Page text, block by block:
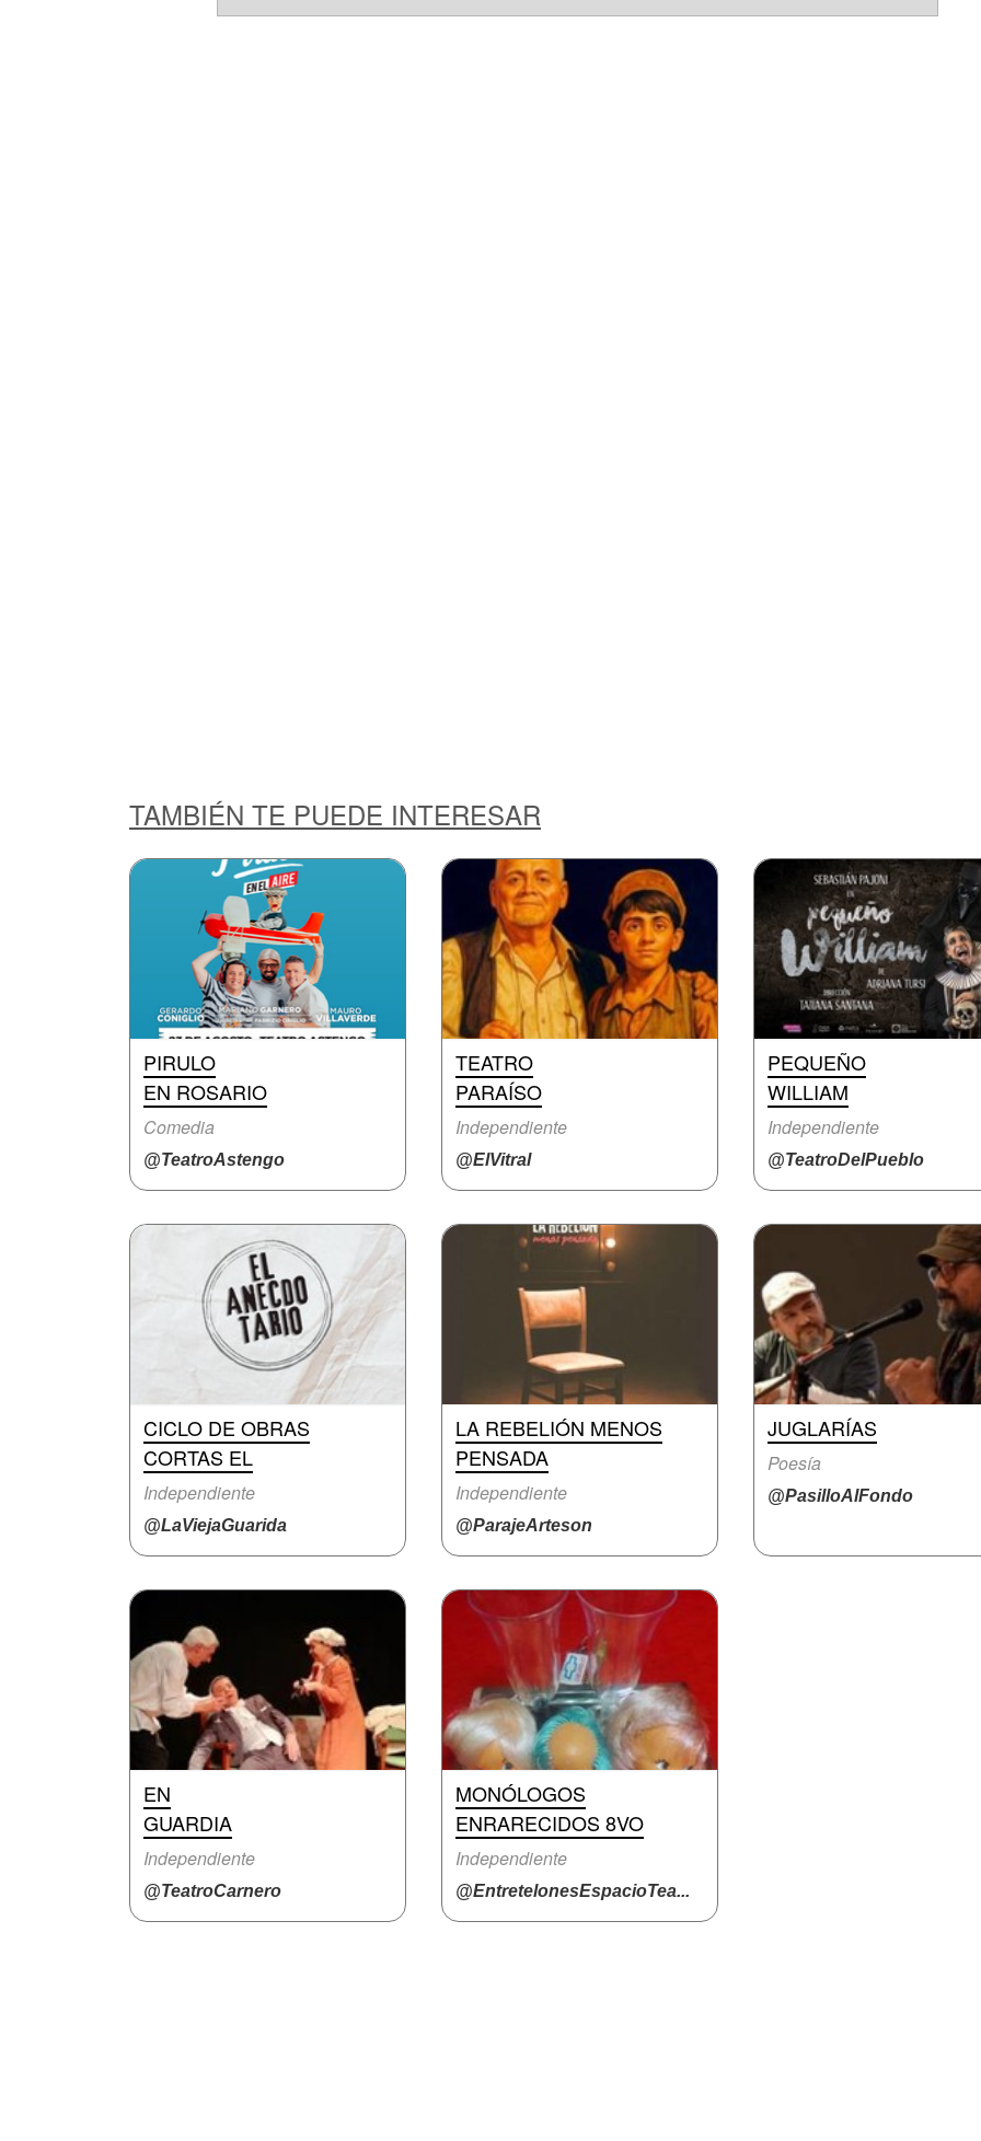
TAMBIÉN TE PUEDE INTERESAR
PIRULO
EN ROSARIO
Comedia
@TeatroAstengo
TEATRO
PARAÍSO
Independiente
@ElVitral
PEQUEÑO
WILLIAM
Independiente
@TeatroDelPueblo
CICLO DE OBRAS
CORTAS EL
Independiente
@LaViejaGuarida
LA REBELIÓN MENOS
PENSADA
Independiente
@ParajeArteson
JUGLARÍAS
Poesía
@PasilloAlFondo
EN
GUARDIA
Independiente
@TeatroCarnero
MONÓLOGOS
ENRARECIDOS 8VO
Independiente
@EntretelonesEspacioTea...